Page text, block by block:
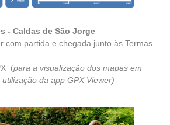
- Caldas de São Jorge
com partida e chegada junto às Termas
(para a visualização dos mapas em
da app GPX Viewer)